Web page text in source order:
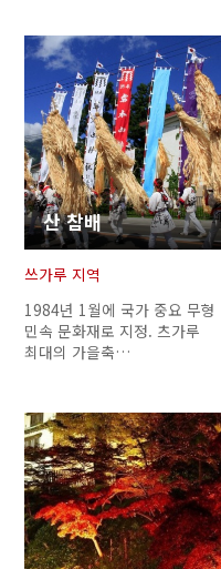
산 참배
쓰가루 지역
1984년 1월에 국가 중요 무형
민속 문화재로 지정. 츠가루
최대의 가을축…